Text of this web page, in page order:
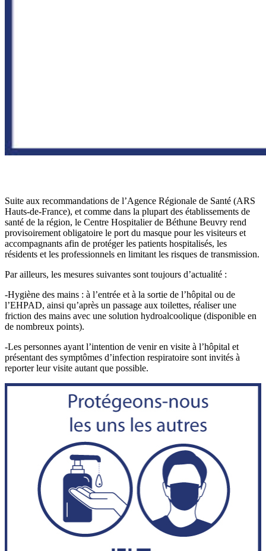
Suite aux recommandations de l’Agence Régionale de Santé (ARS
Hauts-de-France), et comme dans la plupart des établissements de
santé de la région, le Centre Hospitalier de Béthune Beuvry rend
provisoirement obligatoire le port du masque pour les visiteurs et
accompagnants afin de protéger les patients hospitalisés, les
résidents et les professionnels en limitant les risques de transmission.
Par ailleurs, les mesures suivantes sont toujours d’actualité :
-Hygiène des mains : à l’entrée et à la sortie de l’hôpital ou de
l’EHPAD, ainsi qu’après un passage aux toilettes, réaliser une
friction des mains avec une solution hydroalcoolique (disponible en
de nombreux points).
-Les personnes ayant l’intention de venir en visite à l’hôpital et
présentant des symptômes d’infection respiratoire sont invités à
reporter leur visite autant que possible.